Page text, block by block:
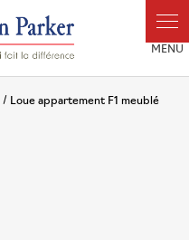
Loue appartement F1 meublé